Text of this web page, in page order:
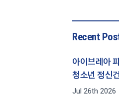
Recent
아이브레아
청소년 정신
Jul 26th 2026